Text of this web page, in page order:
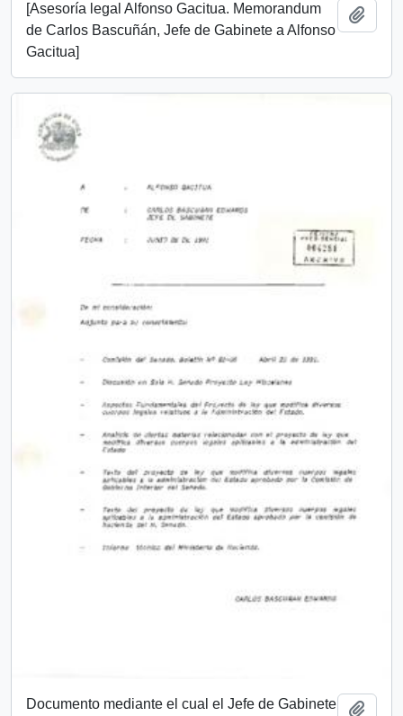
[Asesoría legal Alfonso Gacitua. Memorandum
de Carlos Bascuñán, Jefe de Gabinete a Alfonso
Gacitua]
Documento mediante el cual el Jefe de Gabinete